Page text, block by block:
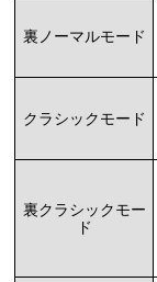
裏ノーマルモード
クラシックモード
裏クラシックモー
ド